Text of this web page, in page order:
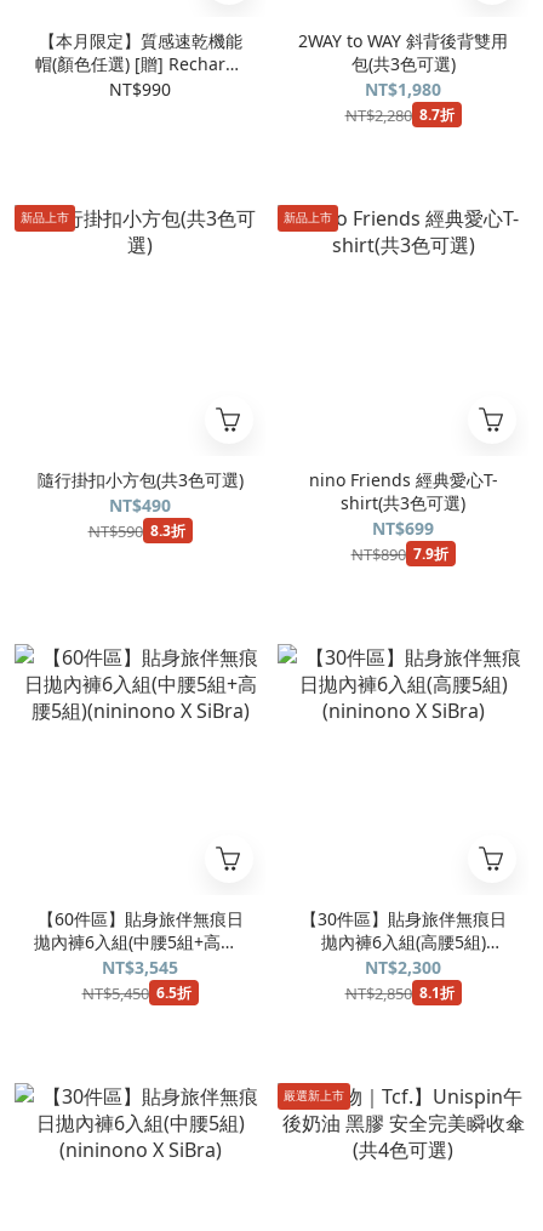
【本月限定】質感速乾機能
帽(顏色任選) [贈] Recharge
超輕量自動傘(閃電黃)
NT$990
2WAY to WAY 斜背後背雙用
包(共3色可選)
NT$1,980
NT$2,280 8.7折
新品上市
隨行掛扣小方包(共3色可選)
NT$490
NT$590 8.3折
新品上市
nino Friends 經典愛心T-
shirt(共3色可選)
NT$699
NT$890 7.9折
【60件區】貼身旅伴無痕日
拋內褲6入組(中腰5組+高腰5
組)(nininono X SiBra)
NT$3,545
NT$5,450 6.5折
【30件區】貼身旅伴無痕日
拋內褲6入組(高腰5組)
(nininono X SiBra)
NT$2,300
NT$2,850 8.1折
嚴選新上市